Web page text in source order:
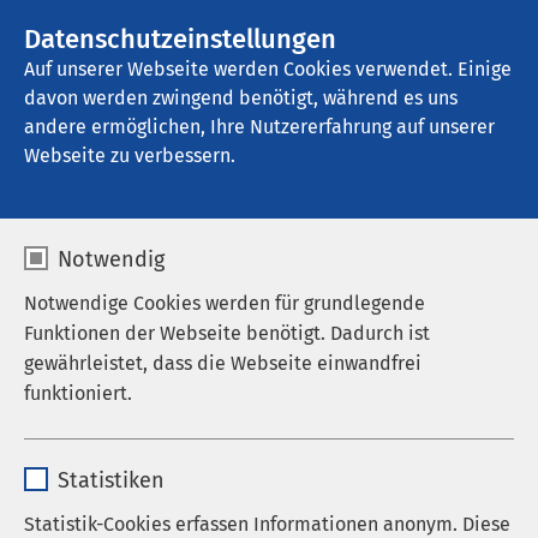
Datenschutzeinstellungen
Auf unserer Webseite werden Cookies verwendet. Einige
davon werden zwingend benötigt, während es uns
andere ermöglichen, Ihre Nutzererfahrung auf unserer
Webseite zu verbessern.
Notwendig
Notwendige Cookies werden für grundlegende
Funktionen der Webseite benötigt. Dadurch ist
gewährleistet, dass die Webseite einwandfrei
funktioniert.
Anbieter sgalinski
Statistiken
Statistik-Cookies erfassen Informationen anonym. Diese
AMEOS Klinikum Bernburg